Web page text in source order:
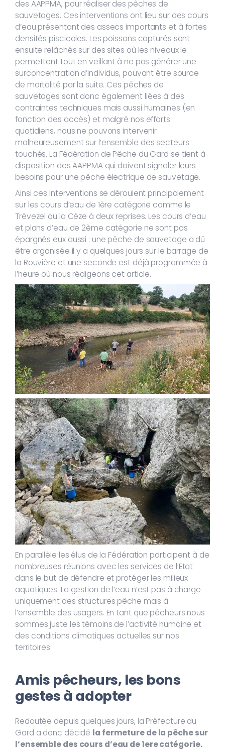
des AAPPMA, pour réaliser des pêches de
sauvetages. Ces interventions ont lieu sur des cours
d’eau présentant des assecs importants et à fortes
densités piscicoles. Les poissons capturés sont
ensuite relâchés sur des sites où les niveaux le
permettent tout en veillant à ne pas générer une
surconcentration d’individus, pouvant être source
de mortalité par la suite. Ces pêches de
sauvetages sont donc également liées à des
contraintes techniques mais aussi humaines (en
fonction des accès) et malgré nos efforts
quotidiens, nous ne pouvons intervenir
malheureusement sur l’ensemble des secteurs
touchés. La Fédération de Pêche du Gard se tient à
disposition des AAPPMA qui doivent signaler leurs
besoins pour une pêche électrique de sauvetage.
Ainsi ces interventions se déroulent principalement
sur les cours d’eau de 1ère catégorie comme le
Trévezel ou la Cèze à deux reprises. Les cours d’eau
et plans d’eau de 2ème catégorie ne sont pas
épargnés eux aussi : une pêche de sauvetage a dû
être organisée il y a quelques jours sur le barrage de
la Rouvière et une seconde est déjà programmée à
l’heure où nous rédigeons cet article.
En parallèle les élus de la Fédération participent à de
nombreuses réunions avec les services de l’Etat
dans le but de défendre et protéger les milieux
aquatiques. La gestion de l’eau n’est pas à charge
uniquement des structures pêche mais à
l’ensemble des usagers. En tant que pêcheurs nous
sommes juste les témoins de l’activité humaine et
des conditions climatiques actuelles sur nos
territoires.
Amis pêcheurs, les bons
gestes à adopter
Redoutée depuis quelques jours, la Préfecture du
Gard a donc décidé la fermeture de la pêche sur
l’ensemble des cours d’eau de 1ere catégorie.